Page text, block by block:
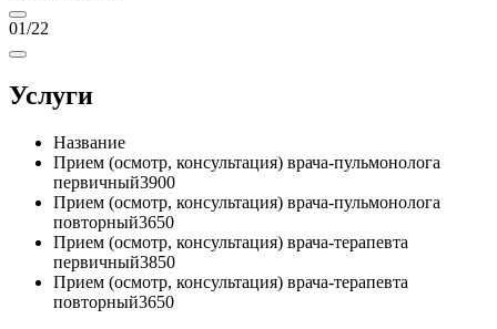
01/22
Услуги
Название
Прием (осмотр, консультация) врача-пульмонолога
первичный3900
Прием (осмотр, консультация) врача-пульмонолога
повторный3650
Прием (осмотр, консультация) врача-терапевта
первичный3850
Прием (осмотр, консультация) врача-терапевта
повторный3650